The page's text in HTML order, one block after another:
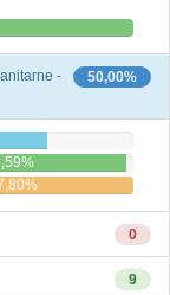
50,00%
-
0
9